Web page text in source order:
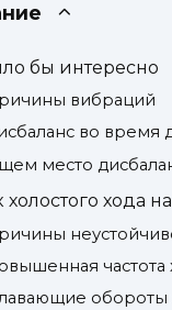
бы интересно
вибраций
во время
место
хода
частота
обороты